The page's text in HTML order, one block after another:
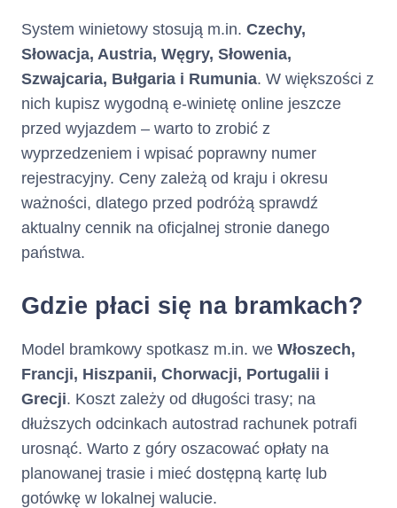
System winietowy stosują m.in. Czechy,
Słowacja, Austria, Węgry, Słowenia,
Szwajcaria, Bułgaria i Rumunia. W większości z
nich kupisz wygodną e-winietę online jeszcze
przed wyjazdem – warto to zrobić z
wyprzedzeniem i wpisać poprawny numer
rejestracyjny. Ceny zależą od kraju i okresu
ważności, dlatego przed podróżą sprawdź
aktualny cennik na oficjalnej stronie danego
państwa.
Gdzie płaci się na bramkach?
Model bramkowy spotkasz m.in. we Włoszech,
Francji, Hiszpanii, Chorwacji, Portugalii i
Grecji. Koszt zależy od długości trasy; na
dłuższych odcinkach autostrad rachunek potrafi
urosnąć. Warto z góry oszacować opłaty na
planowanej trasie i mieć dostępną kartę lub
gotówkę w lokalnej walucie.